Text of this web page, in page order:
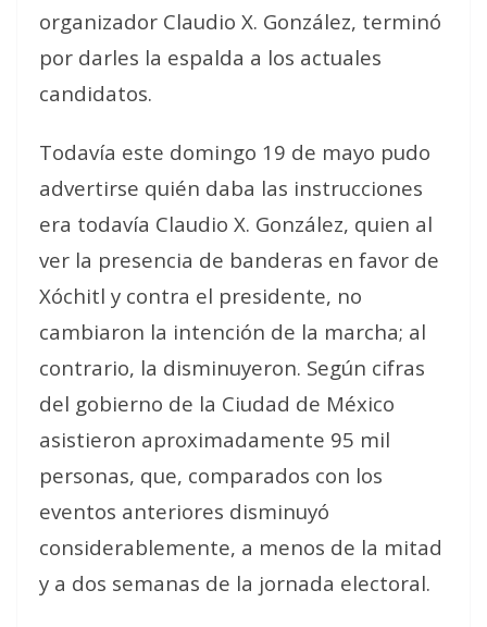
organizador Claudio X. González, terminó
por darles la espalda a los actuales
candidatos.
Todavía este domingo 19 de mayo pudo
advertirse quién daba las instrucciones
era todavía Claudio X. González, quien al
ver la presencia de banderas en favor de
Xóchitl y contra el presidente, no
cambiaron la intención de la marcha; al
contrario, la disminuyeron. Según cifras
del gobierno de la Ciudad de México
asistieron aproximadamente 95 mil
personas, que, comparados con los
eventos anteriores disminuyó
considerablemente, a menos de la mitad
y a dos semanas de la jornada electoral.